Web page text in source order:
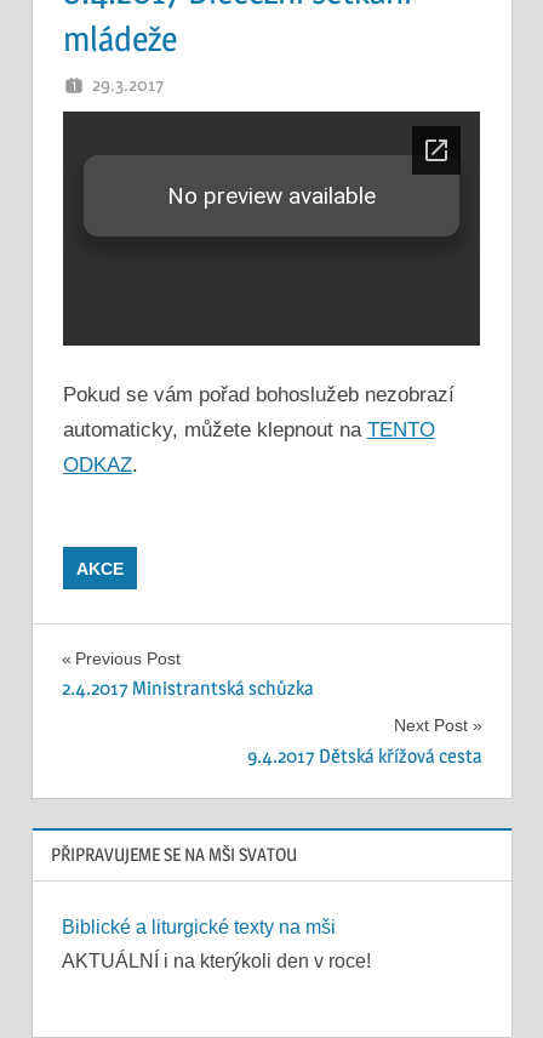
mládeže
29.3.2017
Pokud se vám pořad bohoslužeb nezobrazí
automaticky, můžete klepnout na TENTO
ODKAZ.
AKCE
Navigace
Previous Post
2.4.2017 Ministrantská schůzka
Next Post
9.4.2017 Dětská křížová cesta
PŘIPRAVUJEME SE NA MŠI SVATOU
Biblické a liturgické texty na mši
AKTUÁLNÍ i na kterýkoli den v roce!